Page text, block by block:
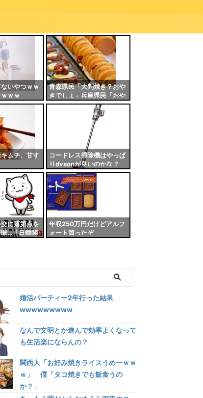
いやつｗｗ
ｗｗ
青森県民「大判焼き？おや
きでしょ」兵庫県民「おや
きってwww御座候やろ
キムチ、甘す
コードレス掃除機はやっぱ
りdysonが良いのかな？
交に落第点を
…「日韓関
年収250万円だけどアルフ
ォート買ったぞ
婚活パーティー2年行った結果
wwwwwwwww
なんで文明とか進んで効率よくなって
も生活楽にならんの？
関西人「お好み焼きライスうめーｗｗ
ｗ」 僕「タコ焼きでも飯食うの
か？」